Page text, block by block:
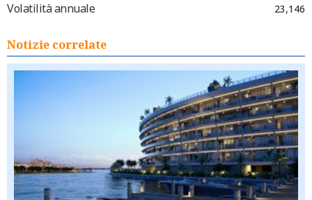
Volatilità annuale 23,146
Notizie correlate